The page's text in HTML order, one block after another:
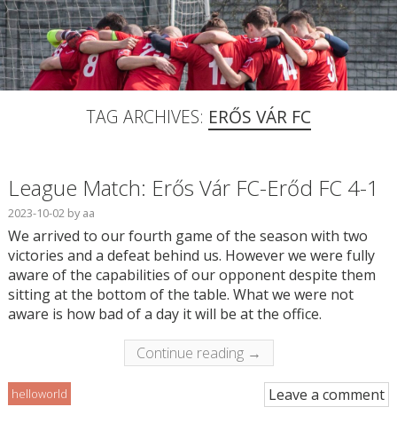
TAG ARCHIVES: ERŐS VÁR FC
League Match: Erős Vár FC-Erőd FC 4-1
2023-10-02byaa
We arrived to our fourth game of the season with two
victories and a defeat behind us. However we were fully
aware of the capabilities of our opponent despite them
sitting at the bottom of the table. What we were not
aware is how bad of a day it will be at the office.
Continue reading →
helloworld Leave a comment